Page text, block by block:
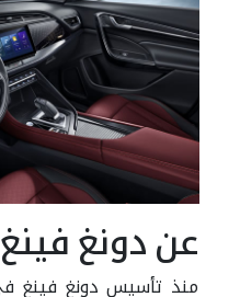
عن دونغ فينغ